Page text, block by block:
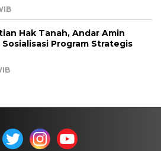
Hak Tanah, Andar Amin
Program Strategis